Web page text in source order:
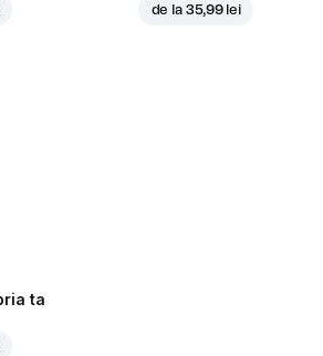
de la 35,99 lei
ta